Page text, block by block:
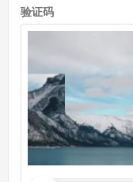
验证码